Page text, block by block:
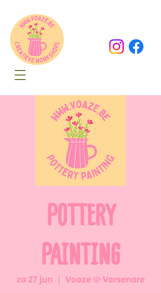
POTTERY
PAINTING
za 27 jun
  |
Voaze @ Varsenare